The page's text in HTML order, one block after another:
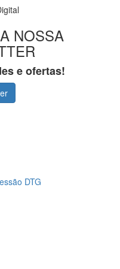
NOSSA
e ofertas!
DTG